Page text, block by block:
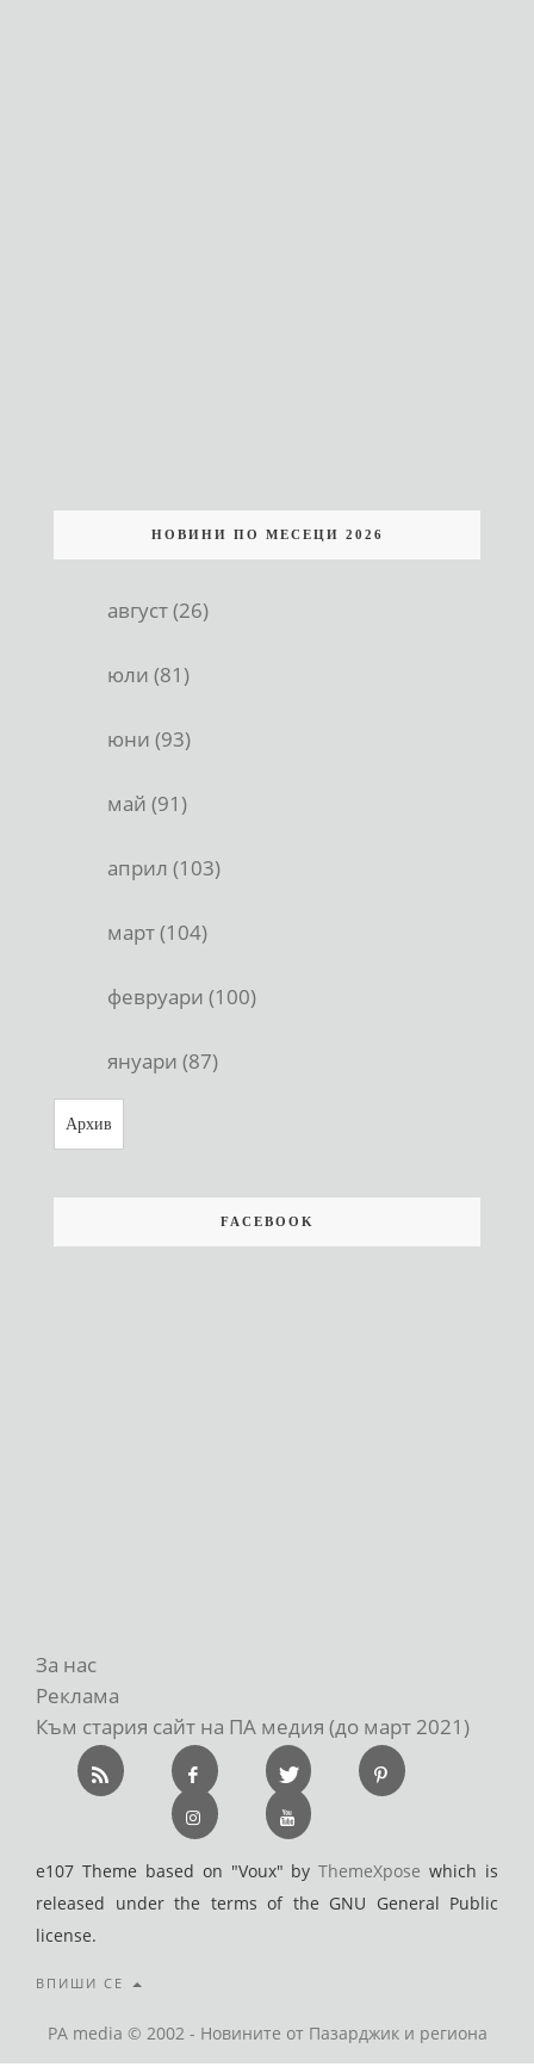
НОВИНИ ПО МЕСЕЦИ 2026
август (26)
юли (81)
юни (93)
май (91)
април (103)
март (104)
февруари (100)
януари (87)
Архив
FACEBOOK
За нас
Реклама
Към стария сайт на ПА медия (до март 2021)
e107 Theme based on "Voux" byThemeXpose which is
released under the terms of the GNU General Public
license.
ВПИШИ СЕ
PA media © 2002 - Новините от Пазарджик и региона